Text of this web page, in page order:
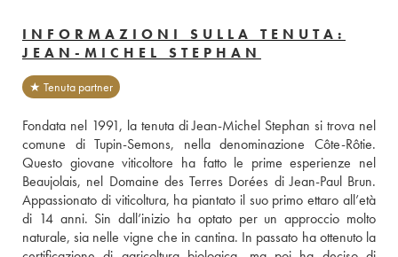
INFORMAZIONI SULLA TENUTA:
JEAN-MICHEL STEPHAN
★ Tenuta partner
Fondata nel 1991, la tenuta di Jean-Michel Stephan si trova nel
comune di Tupin-Semons, nella denominazione Côte-Rôtie.
Questo giovane viticoltore ha fatto le prime esperienze nel
Beaujolais, nel Domaine des Terres Dorées di Jean-Paul Brun.
Appassionato di viticoltura, ha piantato il suo primo ettaro all’età
di 14 anni. Sin dall’inizio ha optato per un approccio molto
naturale, sia nelle vigne che in cantina. In passato ha ottenuto la